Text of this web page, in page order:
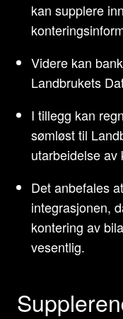
kan supplere
Videre kan
Landbrukets
I tillegg kan
sømløst til
utarbeidelse av
Det anbefales
integrasjonen,
kontering av
vesentlig.